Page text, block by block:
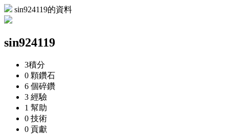
sin924119的資料
sin924119
3積分
0 顆鑽石
6 個碎鑽
3 經驗
1 幫助
0 技術
0 貢獻